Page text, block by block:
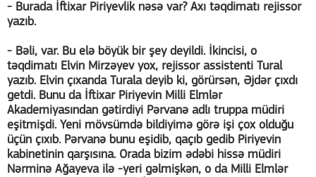
- Burada İftixar Piriyevlik nəsə var? Axı təqdimatı rejissor
yazıb.
- Bəli, var. Bu elə böyük bir şey deyildi. İkincisi, o
təqdimatı Elvin Mirzəyev yox, rejissor assistenti Tural
yazıb. Elvin çıxanda Turala deyib ki, görürsən, Əjdər çıxdı
getdi. Bunu da İftixar Piriyevin Milli Elmlər
Akademiyasından gətirdiyi Pərvanə adlı truppa müdiri
eşitmişdi. Yeni mövsümdə bildiyimə görə işi çox olduğu
üçün çıxıb. Pərvanə bunu eşidib, qaçıb gedib Piriyevin
kabinetinin qarşısına. Orada bizim ədəbi hissə müdiri
Nərminə Ağayeva ilə -yeri gəlmişkən, o da Milli Elmlər